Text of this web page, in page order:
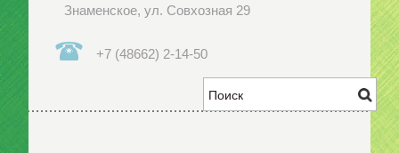
Знаменское, ул. Совхозная 29
+7 (48662) 2-14-50